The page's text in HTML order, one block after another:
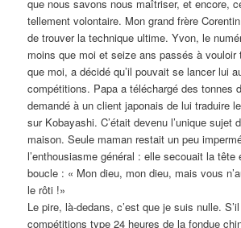
que nous savons nous maîtriser, et encore,
tellement volontaire. Mon grand frère
de trouver la technique ultime. Yvon, le
moins que moi et seize ans passés à vouloir
que moi, a décidé qu’il pouvait se lancer lui
compétitions. Papa a téléchargé des tonnes
demandé à un client japonais de lui traduire
sur Kobayashi. C’était devenu l’unique sujet
maison. Seule maman restait un peu
l’enthousiasme général : elle secouait la tête
boucle : « Mon dieu, mon dieu, mais vous
le rôti !»
Le pire, là-dedans, c’est que je suis nulle.
compétitions type 24 heures de la fondue